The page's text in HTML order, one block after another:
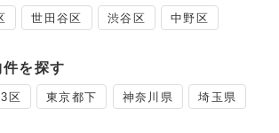
世田谷区 渋谷区 中野区
を探す
区 東京都下 神奈川県 埼玉県